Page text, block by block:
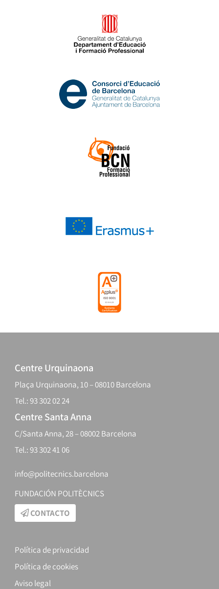
Centre Urquinaona
Plaça Urquinaona, 10 – 08010 Barcelona
Tel.: 93 302 02 24
Centre Santa Anna
C/Santa Anna, 28 – 08002 Barcelona
Tel.: 93 302 41 06
info@politecnics.barcelona
FUNDACIÓN POLITÈCNICS
CONTACTO
Política de privacidad
Política de cookies
Aviso legal